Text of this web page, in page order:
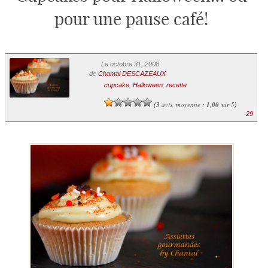
pour une pause café!
Le octobre 31, 2008
de Chantal DESCAZEAUX
cupcake, Halloween, recette
(3 avis, moyenne : 1,00sur 5)
29